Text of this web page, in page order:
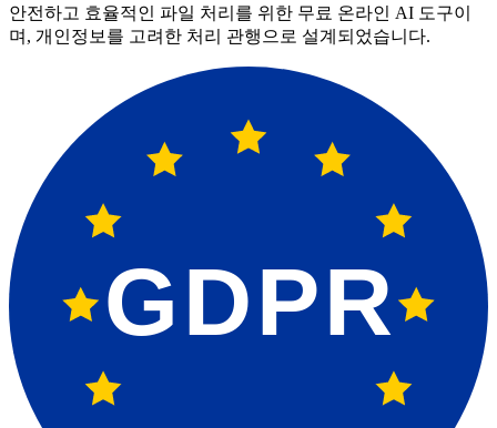
안전하고 효율적인 파일 처리를 위한 무료 온라인 AI 도구이
며, 개인정보를 고려한 처리 관행으로 설계되었습니다.
GDPR